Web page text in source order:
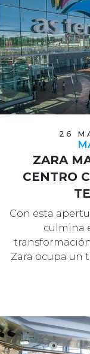
26
ZARA
CENTRO
Con esta
culmina
Zara ocupa un